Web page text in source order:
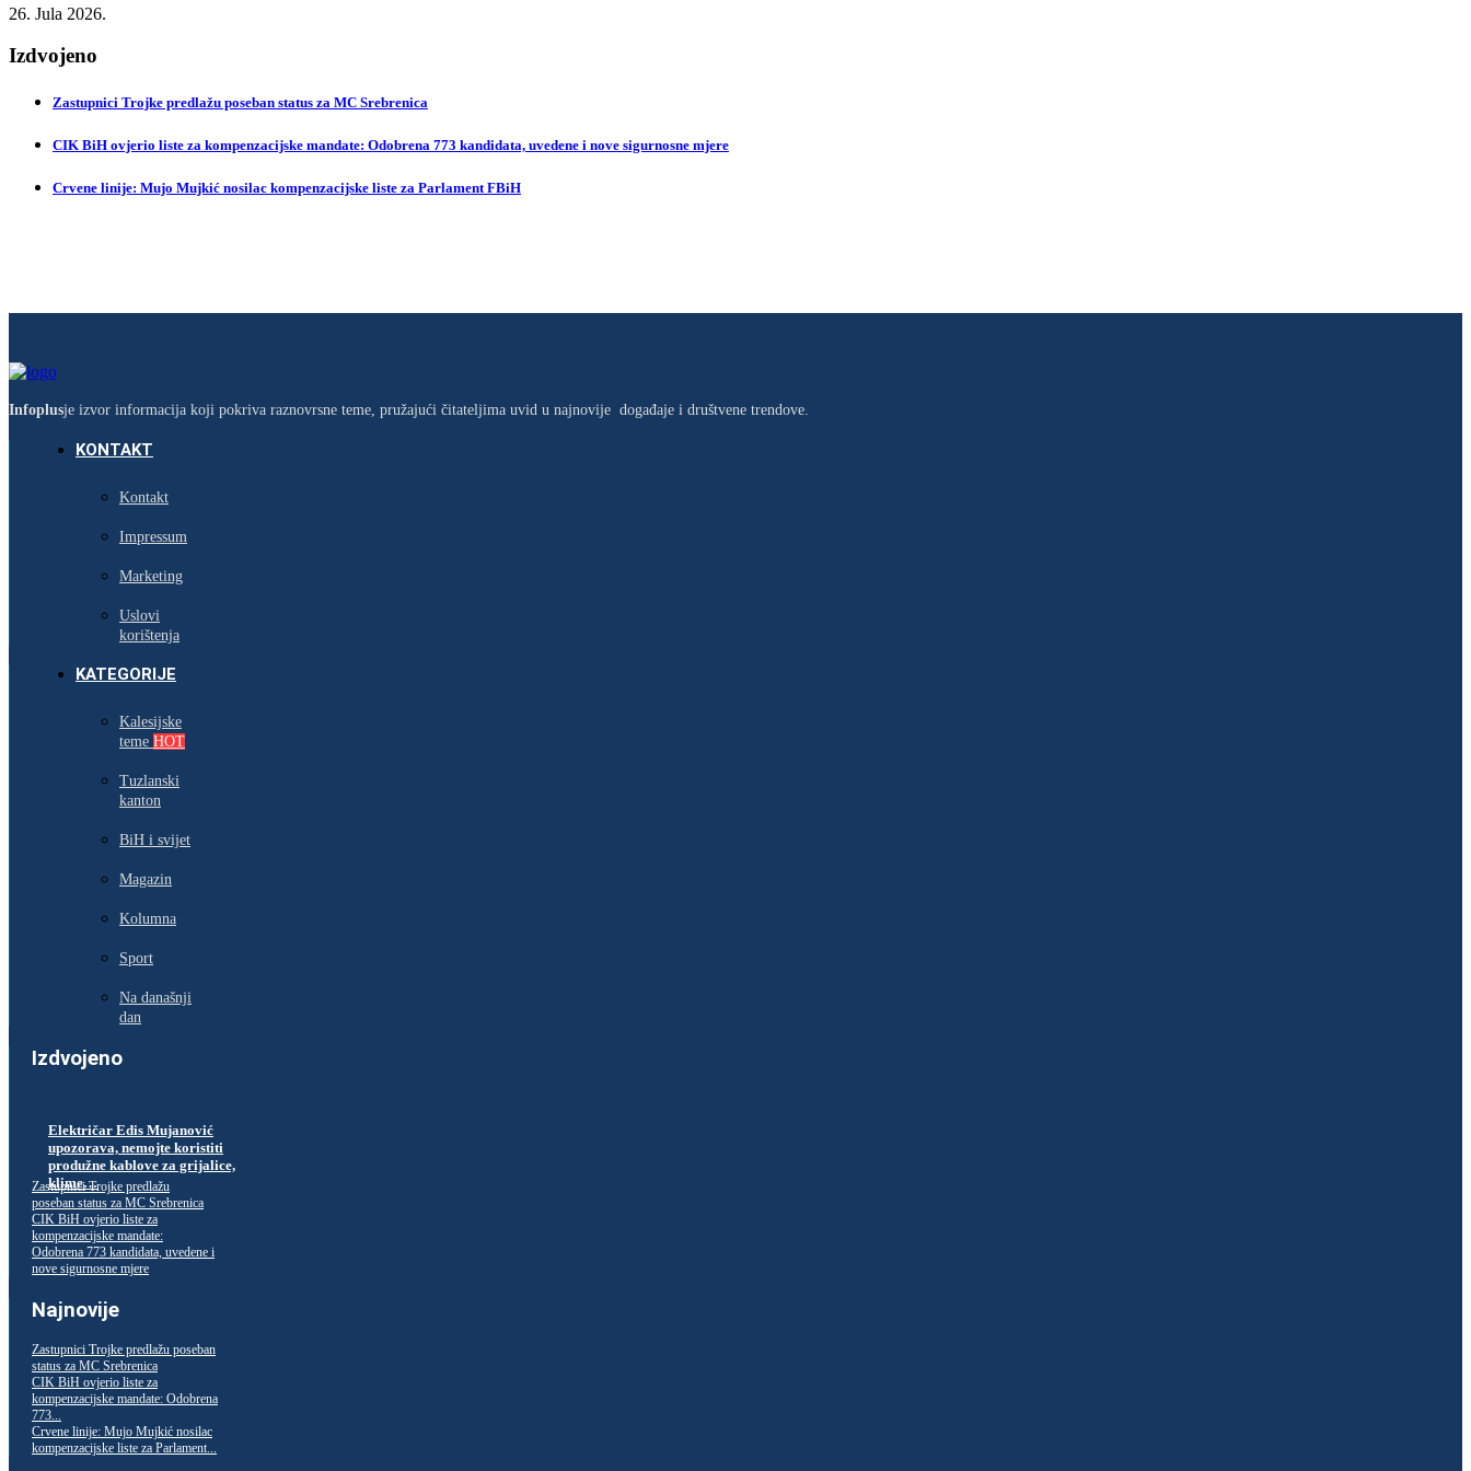
26. Jula 2026.
Izdvojeno
Zastupnici Trojke predlažu poseban status za MC Srebrenica
CIK BiH ovjerio liste za kompenzacijske mandate: Odobrena 773 kandidata, uvedene i nove sigurnosne mjere
Crvene linije: Mujo Mujkić nosilac kompenzacijske liste za Parlament FBiH
Infoplusje izvor informacija koji pokriva raznovrsne teme, pružajući čitateljima uvid u najnovije događaje i društvene trendove.
KONTAKT
Kontakt
Impressum
Marketing
Uslovi
korištenja
KATEGORIJE
Kalesijske
teme HOT
Tuzlanski
kanton
BiH i svijet
Magazin
Kolumna
Sport
Na današnji
dan
Izdvojeno
Električar Edis Mujanović
upozorava, nemojte koristiti
produžne kablove za grijalice,
klime…
Zastupnici Trojke predlažu
poseban status za MC Srebrenica
CIK BiH ovjerio liste za
kompenzacijske mandate:
Odobrena 773 kandidata, uvedene i
nove sigurnosne mjere
Najnovije
Zastupnici Trojke predlažu poseban
status za MC Srebrenica
CIK BiH ovjerio liste za
kompenzacijske mandate: Odobrena
773...
Crvene linije: Mujo Mujkić nosilac
kompenzacijske liste za Parlament...